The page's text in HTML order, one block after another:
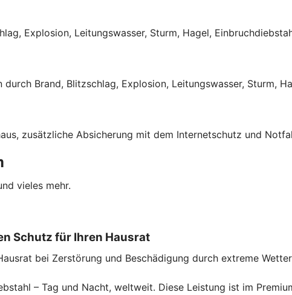
Explosion, Leitungswasser, Sturm, Hagel,
Brand, Blitzschlag, Explosion, Leitungswasser, Sturm,
zusätzliche Absicherung mit dem Internetschutz und
vieles mehr.
Schutz für Ihren Hausrat
bei Zerstörung und Beschädigung durch extreme
– Tag und Nacht, weltweit. Diese Leistung ist im